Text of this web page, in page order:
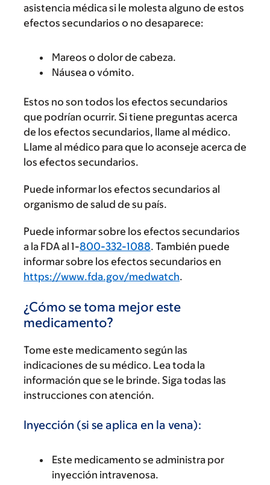
asistencia médica si le molesta alguno de estos
efectos secundarios o no desaparece:
Mareos o dolor de cabeza.
Náusea o vómito.
Estos no son todos los efectos secundarios
que podrían ocurrir. Si tiene preguntas acerca
de los efectos secundarios, llame al médico.
Llame al médico para que lo aconseje acerca de
los efectos secundarios.
Puede informar los efectos secundarios al
organismo de salud de su país.
Puede informar sobre los efectos secundarios
a la FDA al 1-800-332-1088. También puede
informar sobre los efectos secundarios en
https://www.fda.gov/medwatch.
¿Cómo se toma mejor este
medicamento?
Tome este medicamento según las
indicaciones de su médico. Lea toda la
información que se le brinde. Siga todas las
instrucciones con atención.
Inyección (si se aplica en la vena):
Este medicamento se administra por
inyección intravenosa.